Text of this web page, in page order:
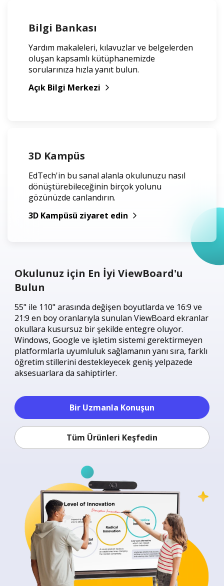
Bilgi Bankası
Yardım makaleleri, kılavuzlar ve belgelerden
oluşan kapsamlı kütüphanemizde
sorularınıza hızla yanıt bulun.
Açık Bilgi Merkezi
3D Kampüs
EdTech'in bu sanal alanla okulunuzu nasıl
dönüştürebileceğinin birçok yolunu
gözünüzde canlandırın.
3D Kampüsü ziyaret edin
Okulunuz için En İyi ViewBoard'u
Bulun
55" ile 110" arasında değişen boyutlarda ve 16:9 ve
21:9 en boy oranlarıyla sunulan ViewBoard ekranlar
okullara kusursuz bir şekilde entegre oluyor.
Windows, Google ve işletim sistemi gerektirmeyen
platformlarla uyumluluk sağlamanın yanı sıra, farklı
öğretim stillerini destekleyecek geniş yelpazede
aksesuarlara da sahiptirler.
Bir Uzmanla Konuşun
Tüm Ürünleri Keşfedin